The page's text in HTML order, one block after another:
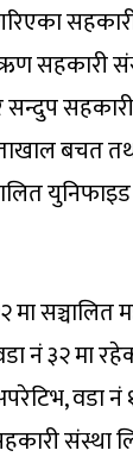
सहकारी
बचत
मा
नं ३२ मा
वडा नं
संस्था